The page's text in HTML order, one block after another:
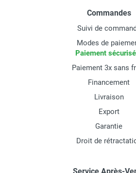
Commandes
Suivi de
Modes de
Paiement sécurisé
Paiement 3x sans
Financement
Livraison
Export
Garantie
Droit de